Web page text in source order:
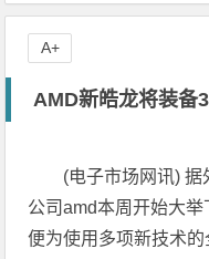
AMD新皓龙将装备
(电子市场网讯)
公司amd本周开始大
便为使用多项新技术
A+